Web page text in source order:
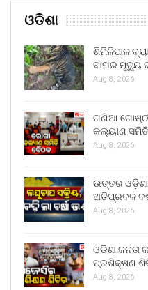
ଓଡିଶା
ଶିମିଳିପାଳ
ବାଘର ମୃତ୍ୟୁ
Aug 8, 2026
ଗଣିଆ
କଲ୍ୟାଣ
Aug 8, 2026
ଉତ୍ତର
ଅତିପ୍ରବଳ
Aug 8, 2026
ଓଡିଶା ଜନତା
ପ୍ରଶିକ୍ଷଣ
Aug 8, 2026